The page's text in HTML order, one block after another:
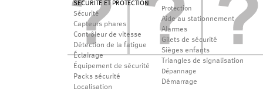
SÉCURITÉ ET PROTECTION
Sécurité
Capteurs phares
Contrôleur de vitesse
Détection de la fatigue
Éclairage
Équipement de sécurité
Packs sécurité
Localisation
Protection
Aide au stationnement
Alarmes
Gilets de sécurité
Sièges enfants
Triangles de signalisation
Dépannage
Démarrage